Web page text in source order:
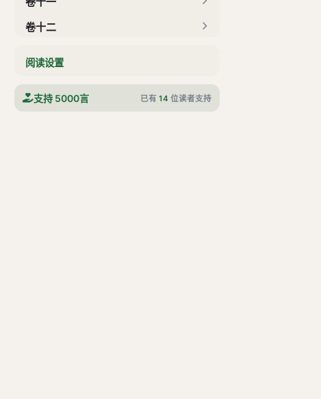
卷十二
阅读设置
支持 5000言 已有 14 位读者支持